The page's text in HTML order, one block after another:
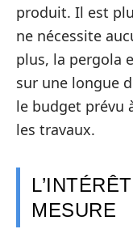
produit. Il est
ne nécessite
plus, la pergola
sur une longue
le budget prévu
les travaux.
MESURE